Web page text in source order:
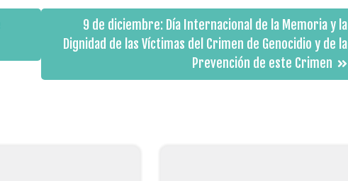
9 de diciembre: Día Internacional de la Memoria y la
Dignidad de las Víctimas del Crimen de Genocidio y de la
Prevención de este Crimen